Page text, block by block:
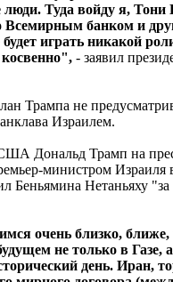
Туда войду я,
Всемирным банком и
играть никакой
- заявил
Трампа не
Израилем.
Дональд Трамп на
министром Израиля
Беньямина Нетаньяху
очень близко,
не только в
день. Иран,